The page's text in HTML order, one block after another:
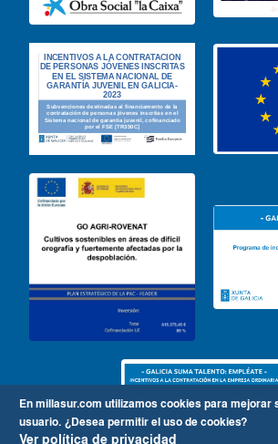
En millasur.com utilizamos cookies para mejorar
usuario. ¿Desea permitir el uso de cookies?
Ver política de privacidad